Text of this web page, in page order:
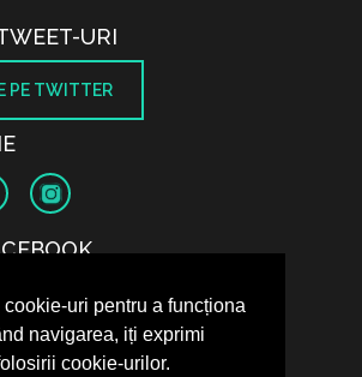
uri pentru a funcționa
navigarea, iți exprimi
cookie-urilor.
URI
PE TWITTER